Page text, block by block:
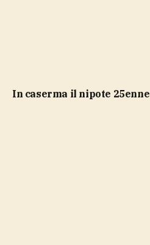
in caserma il nipote 25enne